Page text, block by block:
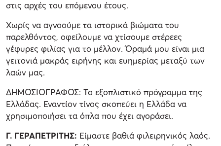
στις αρχές του επόμενου έτους.
Χωρίς να αγνοούμε τα ιστορικά βιώματα του
παρελθόντος, οφείλουμε να χτίσουμε στέρεες
γέφυρες φιλίας για το μέλλον. Όραμά μου είναι μια
γειτονιά μακράς ειρήνης και ευημερίας μεταξύ των
λαών μας.
ΔΗΜΟΣΙΟΓΡΑΦΟΣ: Το εξοπλιστικό πρόγραμμα της
Ελλάδας. Εναντίον τίνος σκοπεύει η Ελλάδα να
χρησιμοποιήσει τα όπλα που έχει αγοράσει.
Γ. ΓΕΡΑΠΕΤΡΙΤΗΣ: Είμαστε βαθιά φιλειρηνικός λαός.